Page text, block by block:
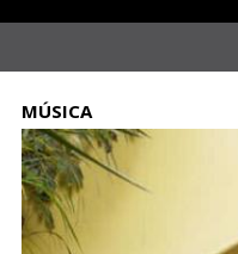
MÚSICA